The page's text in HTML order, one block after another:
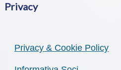
Privacy
Privacy & Cookie Policy